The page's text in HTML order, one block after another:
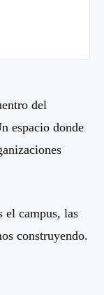
del
espacio donde
el campus, las
construyendo.